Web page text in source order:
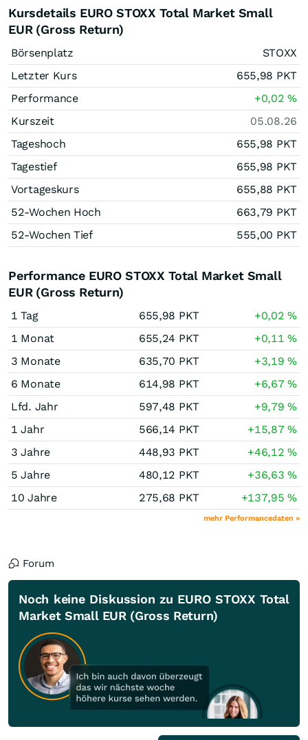
Kursdetails EURO STOXX Total Market Small
EUR (Gross Return)
Börsenplatz
STOXX
Letzter Kurs
655,98 PKT
Performance
+0,02%
Kurszeit
05.08.26
Tageshoch
655,98 PKT
Tagestief
655,98 PKT
Vortageskurs
655,88 PKT
52-Wochen Hoch
663,79 PKT
52-Wochen Tief
555,00 PKT
Performance EURO STOXX Total Market Small
EUR (Gross Return)
1 Tag 655,98 PKT +0,02%
1 Monat
655,24 PKT +0,11%
3 Monate
635,70 PKT +3,19%
6 Monate
614,98 PKT +6,67%
Lfd. Jahr
597,48 PKT +9,79%
1 Jahr
566,14 PKT +15,87%
3 Jahre
448,93 PKT +46,12%
5 Jahre
480,12 PKT +36,63%
10 Jahre
275,68 PKT +137,95%
mehr Performancedaten »
Forum
Noch keine Diskussion zu EURO STOXX Total
Market Small EUR (Gross Return)